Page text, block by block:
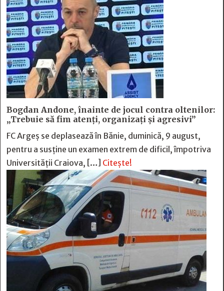
Bogdan Andone, înainte de jocul contra oltenilor:
„Trebuie să fim atenți, organizați și agresivi”
FC Argeș se deplasează în Bănie, duminică, 9 august,
pentru a susține un examen extrem de dificil, împotriva
Universității Craiova, […] Citește!